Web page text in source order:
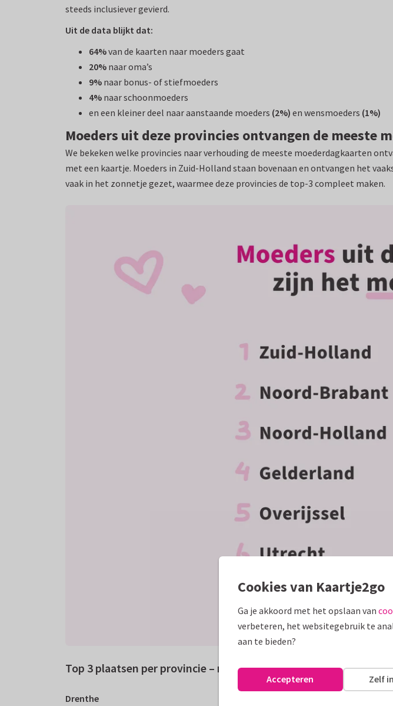
steeds inclusiever gevierd.
Uit de data blijkt dat:
64%van de kaarten naar moeders gaat
20% naar oma’s
9% naar bonus- of stiefmoeders
4% naar schoonmoeders
en een kleiner deel naar aanstaande moeders (2%) en wensmoeders (1%)
Moeders uit deze provincies ontvangen de meeste
We bekeken welke provincies naar verhouding de meeste moederdagkaarten
met een kaartje. Moeders in Zuid-Holland staan bovenaan en ontvangen het
vaak in het zonnetje gezet, waarmee deze provincies de top-3 compleet maken.
Top 3 plaatsen per provincie – meeste moederdagkaarten per
Drenthe
Cookies van Kaartje2go
Ga je akkoord met het opslaan van
verbeteren, het websitegebruik te
aan te bieden?
Zelf
Accepteren